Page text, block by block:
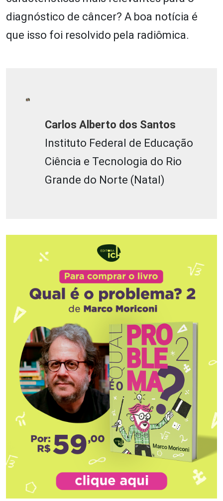
diagnóstico de câncer? A boa notícia é
que isso foi resolvido pela radiômica.
Carlos Alberto dos Santos
Instituto Federal de Educação
Ciência e Tecnologia do Rio
Grande do Norte (Natal)